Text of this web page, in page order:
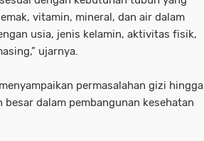
vitamin, mineral, dan air dalam
usia, jenis kelamin, aktivitas fisik,
ujarnya.
permasalahan gizi hingga
dalam pembangunan kesehatan